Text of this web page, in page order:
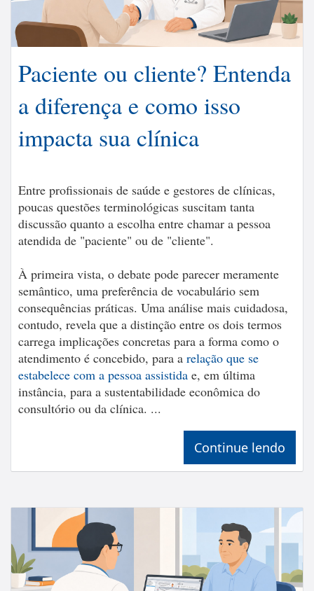
Paciente ou cliente? Entenda
a diferença e como isso
impacta sua clínica
Entre profissionais de saúde e gestores de clínicas,
poucas questões terminológicas suscitam tanta
discussão quanto a escolha entre chamar a pessoa
atendida de "paciente" ou de "cliente".
À primeira vista, o debate pode parecer meramente
semântico, uma preferência de vocabulário sem
consequências práticas. Uma análise mais cuidadosa,
contudo, revela que a distinção entre os dois termos
carrega implicações concretas para a forma como o
atendimento é concebido, para a relação que se
estabelece com a pessoa assistida e, em última
instância, para a sustentabilidade econômica do
consultório ou da clínica. ...
Continue lendo